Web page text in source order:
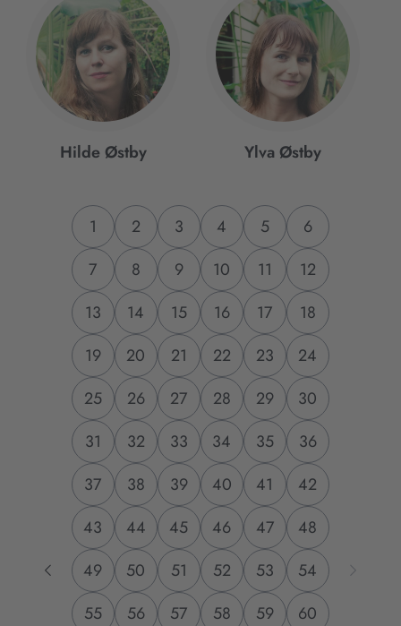
Hilde Østby Ylva Østby
1 2 3 4 5
6
7
8 9 10 11
12
13
14 15 16 17
18
19
20 21 22 23
24
25
26 27 28 29
30
31
32 33 34 35
36
37
38 39 40 41
42
43
44 45 46 47
48
49
50 51 52 53
54
55
56 57 58 59
60